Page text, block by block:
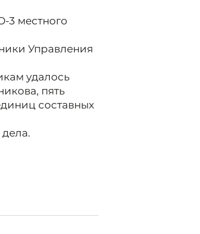
3 местного
Управления
удалось
пять
составных